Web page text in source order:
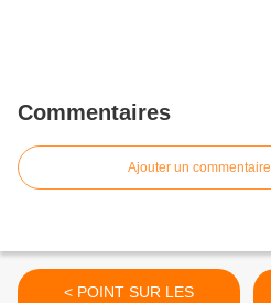
Commentaires
Ajouter un commentaire
< POINT SUR LES